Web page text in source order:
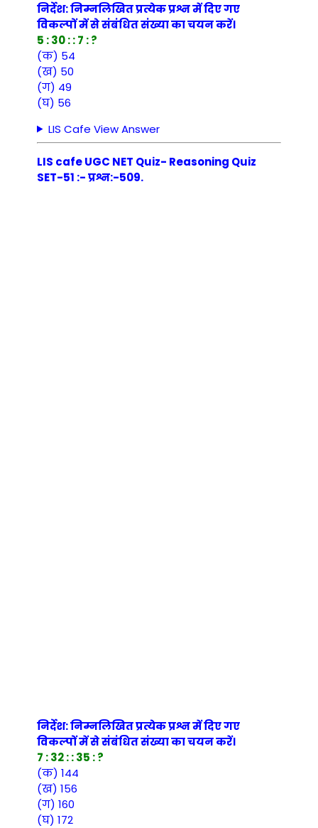
निर्देश: निम्नलिखित प्रत्येक प्रश्न में दिए गए
विकल्पों में से संबंधित संख्या का चयन करें।
5 : 30 : : 7 : ?
(क) 54
(ख) 50
(ग) 49
(घ) 56
LIS Cafe View Answer
LIS cafe UGC NET Quiz- Reasoning Quiz
SET-51 :- प्रश्न:-509.
निर्देश: निम्नलिखित प्रत्येक प्रश्न में दिए गए
विकल्पों में से संबंधित संख्या का चयन करें।
7 : 32 : : 35 : ?
(क) 144
(ख) 156
(ग) 160
(घ) 172